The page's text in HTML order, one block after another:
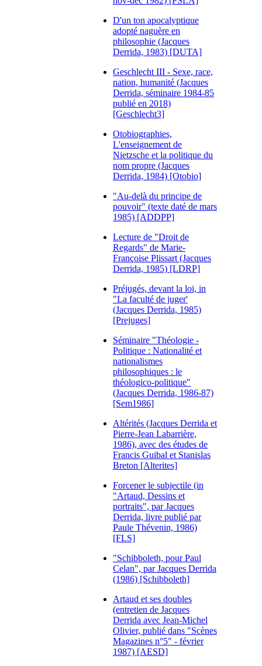
D'un ton apocalyptique
adopté naguère en
philosophie (Jacques
Derrida, 1983) [DUTA]
Geschlecht III - Sexe, race,
nation, humanité (Jacques
Derrida, séminaire 1984-85
publié en 2018)
[Geschlecht3]
Otobiographies,
L'enseignement de
Nietzsche et la politique du
nom propre (Jacques
Derrida, 1984) [Otobio]
"Au-delà du principe de
pouvoir" (texte daté de mars
1985) [ADDPP]
Lecture de "Droit de
Regards" de Marie-
Françoise Plissart (Jacques
Derrida, 1985) [LDRP]
Préjugés, devant la loi, in
"La faculté de juger'
(Jacques Derrida, 1985)
[Prejuges]
Séminaire "Théologie -
Politique : Nationalité et
nationalismes
philosophiques : le
théologico-politique"
(Jacques Derrida, 1986-87)
[Sem1986]
Altérités (Jacques Derrida et
Pierre-Jean Labarrière,
1986), avec des études de
Francis Guibal et Stanislas
Breton [Alterites]
Forcener le subjectile (in
"Artaud, Dessins et
portraits", par Jacques
Derrida, livre publié par
Paule Thévenin, 1986)
[FLS]
"Schibboleth, pour Paul
Celan", par Jacques Derrida
(1986) [Schibboleth]
Artaud et ses doubles
(entretien de Jacques
Derrida avec Jean-Michel
Olivier, publié dans "Scènes
Magazines n°5" - février
1987) [AESD]